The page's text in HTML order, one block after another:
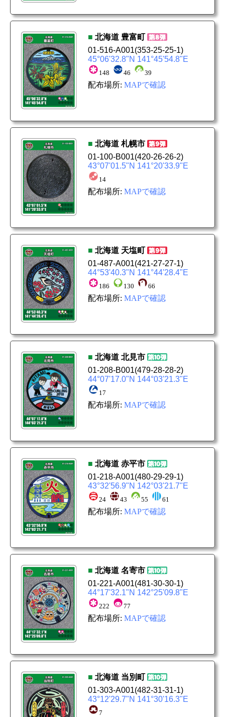
■ 北海道 豊富町
01-516-A001(353-25-25-1)
45°06'32.8"N 141°45'54.8"E
148 46 39
配布場所: MAPで確認
■ 北海道 札幌市
01-100-B001(420-26-26-2)
43°07'01.5"N 141°20'33.9"E
14
配布場所: MAPで確認
■ 北海道 天塩町
01-487-A001(421-27-27-1)
44°53'40.3"N 141°44'28.4"E
186 130 66
配布場所: MAPで確認
■ 北海道 北見市
01-208-B001(479-28-28-2)
44°07'17.0"N 144°03'21.3"E
17
配布場所: MAPで確認
■ 北海道 赤平市
01-218-A001(480-29-29-1)
43°32'56.9"N 142°03'21.7"E
24 43 55 61
配布場所: MAPで確認
■ 北海道 名寄市
01-221-A001(481-30-30-1)
44°17'32.1"N 142°25'09.8"E
222 77
配布場所: MAPで確認
■ 北海道 当別町
01-303-A001(482-31-31-1)
43°12'29.7"N 141°30'16.3"E
7